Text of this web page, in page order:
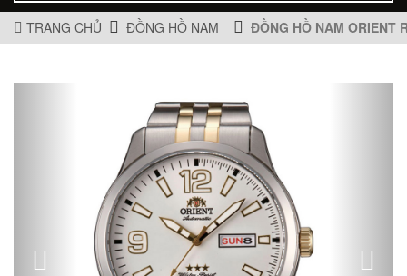
TRANG CHỦ ĐỒNG HỒ NAM ĐỒNG HỒ NAM ORIENT